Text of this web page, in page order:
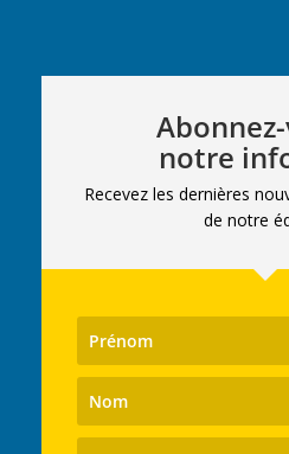
notre
Recevez les dernières
de notre